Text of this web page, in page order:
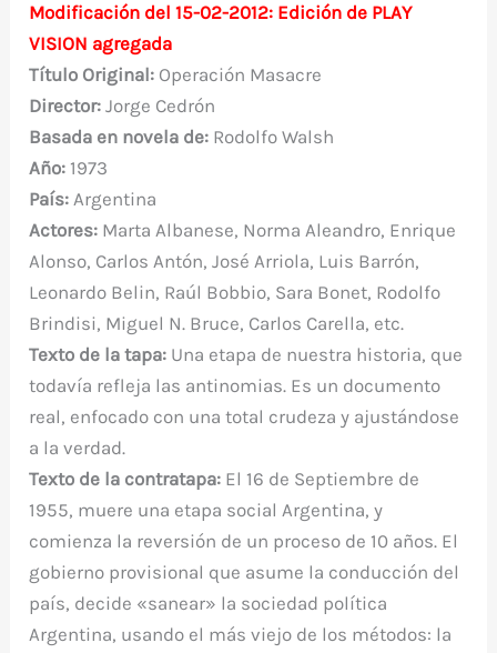
c
e
b
o
o
k
it
te
r
er
e
st
at
s
A
p
m
bl
d
di
gr m
Modificación del 15-02-2012: Edición de PLAY
VISION agregada
Título Original: Operación Masacre
Director: Jorge Cedrón
Basada en novela de: Rodolfo Walsh
Año: 1973
País: Argentina
Actores: Marta Albanese, Norma Aleandro, Enrique
Alonso, Carlos Antón, José Arriola, Luis Barrón,
Leonardo Belin, Raúl Bobbio, Sara Bonet, Rodolfo
Brindisi, Miguel N. Bruce, Carlos Carella, etc.
Texto de la tapa: Una etapa de nuestra historia, que
todavía refleja las antinomias. Es un documento
real, enfocado con una total crudeza y ajustándose
a la verdad.
Texto de la contratapa: El 16 de Septiembre de
1955, muere una etapa social Argentina, y
comienza la reversión de un proceso de 10 años. El
gobierno provisional que asume la conducción del
país, decide «sanear» la sociedad política
Argentina, usando el más viejo de los métodos: la